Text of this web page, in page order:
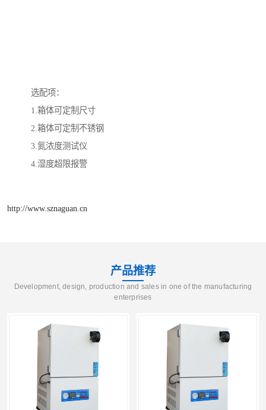
选配项：
1.箱体可定制尺寸
2.箱体可定制不锈钢
3.氮浓度测试仪
4.湿度超限报警
http://www.sznaguan.cn
产品推荐
Development, design, production and sales in one of the manufacturing
enterprises